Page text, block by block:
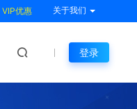
VIP优惠 关于我们
登录